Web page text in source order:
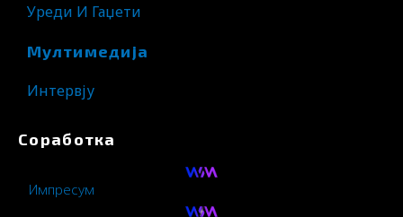
Уреди И Гаџети
Мултимедија
Интервју
Соработка
Импресум